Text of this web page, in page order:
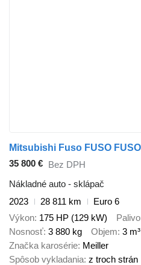
35 800 € Bez DPH
Nákladné auto - sklápač
2023
28 811 km
Euro 6
Výkon 175 HP (129 kW) Palivo
Nosnosť 3 880 kg Objem 3 m³
Značka karosérie Meiller
Spôsob vykladania z troch strán